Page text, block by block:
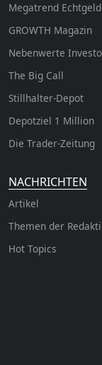
Megatrend
GROWTH Magazin
Nebenwerte
The Big Call
Stillhalter-Depot
Depotziel 1 Million
Die Trader-Zeitung
NACHRICHTEN
Artikel
Themen der
Hot Topics